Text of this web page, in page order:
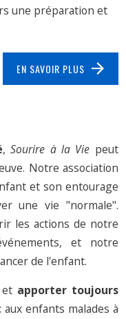
une préparation et
EN SAVOIR PLUS
,Sourire à la Vie peut
Notre association
et son entourage
une vie "normale".
les actions de notre
et notre
de l'enfant.
apporter toujours
aux enfants malades à